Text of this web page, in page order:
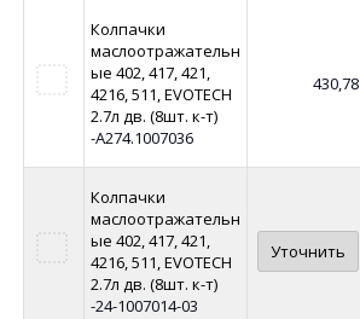
Колпачки
маслоотражательн
ые 402, 417, 421,
4216, 511, EVOTECH
2.7л дв. (8шт. к-т)
-А274.1007036
430,78
Колпачки
маслоотражательн
ые 402, 417, 421,
4216, 511, EVOTECH
2.7л дв. (8шт. к-т)
-24-1007014-03
Уточнить